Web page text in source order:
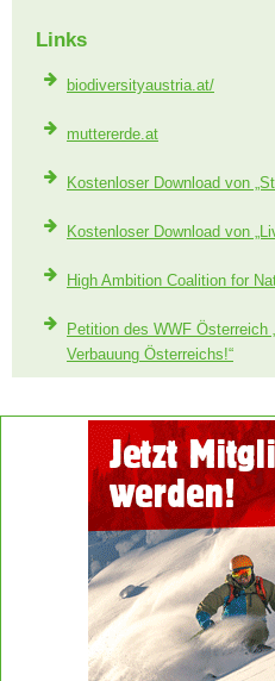
Links
biodiversityaustria.at/
muttererde.at
Kostenloser Download von
Kostenloser Download von
High Ambition Coalition for
Petition des WWF Österreich
Verbauung Österreichs!“